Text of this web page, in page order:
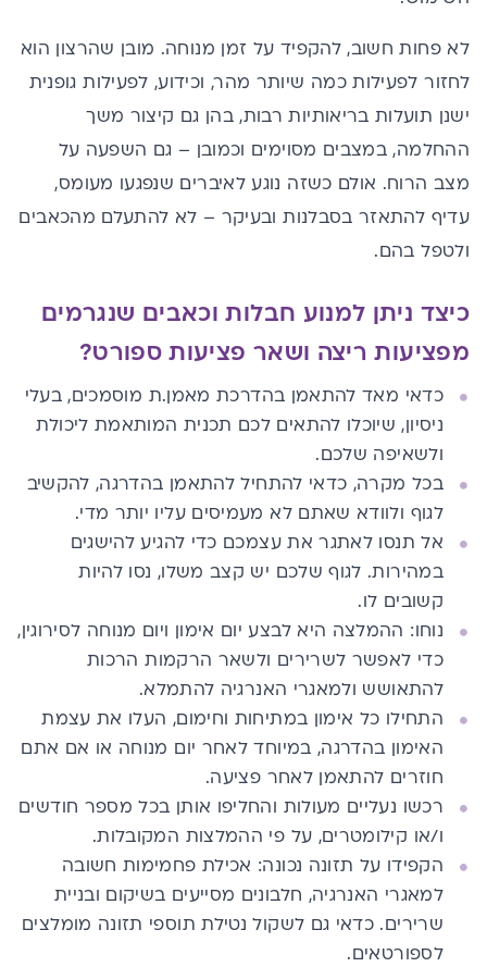
לא פחות חשוב, להקפיד על זמן מנוחה. מובן שהרצון הוא
לחזור לפעילות כמה שיותר מהר, וכידוע, לפעילות גופנית
ישנן תועלות בריאותיות רבות, בהן גם קיצור משך
ההחלמה, במצבים מסוימים וכמובן – גם השפעה על
מצב הרוח. אולם כשזה נוגע לאיברים שנפגעו מעומס,
עדיף להתאזר בסבלנות ובעיקר – לא להתעלם מהכאבים
ולטפל בהם.
כיצד ניתן למנוע חבלות וכאבים שנגרמים
מפציעות ריצה ושאר פציעות ספורט?
כדאי מאד להתאמן בהדרכת מאמן.ת מוסמכים, בעלי
ניסיון, שיוכלו להתאים לכם תכנית המותאמת ליכולת
ולשאיפה שלכם.
בכל מקרה, כדאי להתחיל להתאמן בהדרגה, להקשיב
לגוף ולוודא שאתם לא מעמיסים עליו יותר מדי.
אל תנסו לאתגר את עצמכם כדי להגיע להישגים
במהירות. לגוף שלכם יש קצב משלו, נסו להיות
קשובים לו.
נוחו: ההמלצה היא לבצע יום אימון ויום מנוחה לסירוגין,
כדי לאפשר לשרירים ולשאר הרקמות הרכות
להתאושש ולמאגרי האנרגיה להתמלא.
התחילו כל אימון במתיחות וחימום, העלו את עצמת
האימון בהדרגה, במיוחד לאחר יום מנוחה או אם אתם
חוזרים להתאמן לאחר פציעה.
רכשו נעליים מעולות והחליפו אותן בכל מספר חודשים
ו/או קילומטרים, על פי ההמלצות המקובלות.
הקפידו על תזונה נכונה: אכילת פחמימות חשובה
למאגרי האנרגיה, חלבונים מסייעים בשיקום ובניית
שרירים. כדאי גם לשקול נטילת תוספי תזונה מומלצים
לספורטאים.